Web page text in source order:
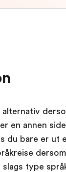
en annen
du bare er ut
type